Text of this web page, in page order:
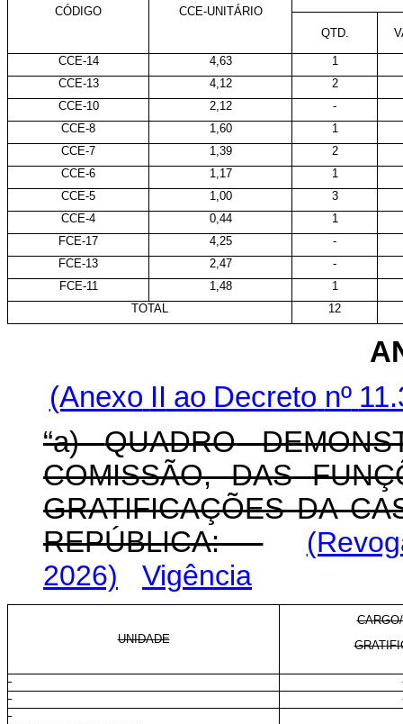
CÓDIGO
CCE-UNITÁRIO
QTD.
CCE-14 4,63
1
CCE-13
4,12
2
CCE-10
2,12
-
CCE-8
1,60
1
CCE-7
1,39
2
CCE-6
1,17
1
CCE-5
1,00
3
CCE-4
0,44
1
FCE-17
4,25
-
FCE-13
2,47
-
FCE-11
1,48
1
TOTAL
12
(Anexo II ao Decreto nº
“a)
QUADRO
COMISSÃO,
DAS
GRATIFICAÇÕES DA
REPÚBLICA:
2026)
Vigência
UNIDADE